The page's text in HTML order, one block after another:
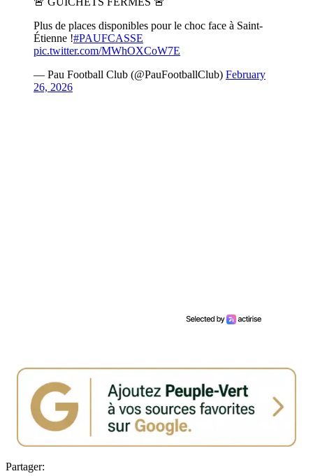
Plus de places disponibles pour le choc face à Saint-
Étienne !#PAUFCASSE
pic.twitter.com/MWhOXCoW7E
— Pau Football Club (@PauFootballClub) February
26, 2026
Partager: